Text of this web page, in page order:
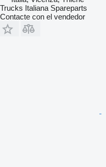
Trucks Italiana Spareparts
Contacte con el vendedor